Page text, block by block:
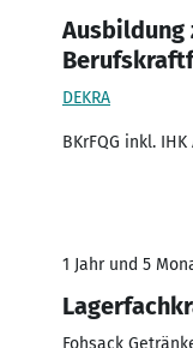
Ausbildung
DEKRA
BKrFQG inkl.
1 Jahr und 5
Fohsack